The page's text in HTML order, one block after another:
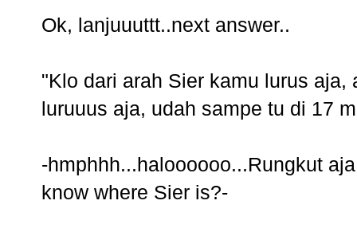
Ok, lanjuuuttt..next answer..
"Klo dari arah Sier kamu lurus
luruuus aja, udah sampe tu di 17
-hmphhh...haloooooo...Rungkut
know where Sier is?-